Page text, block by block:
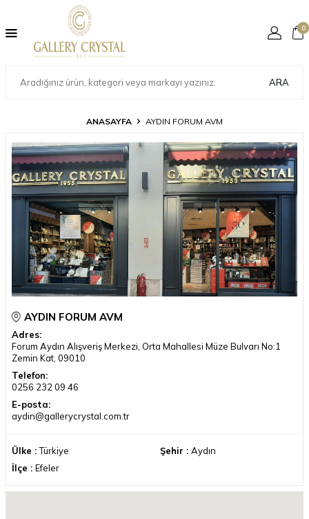
ARA
0
ANASAYFA AYDIN FORUM AVM
AYDIN FORUM AVM
Adres:
Forum Aydın Alışveriş Merkezi, Orta Mahallesi Müze Bulvarı No:1
Zemin Kat, 09010
Telefon:
0256 232 09 46
E-posta:
aydin@gallerycrystal.com.tr
Ülke :Türkiye Şehir : Aydın
İlçe : Efeler